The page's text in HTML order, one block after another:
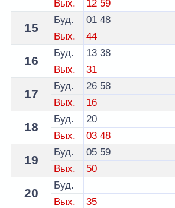
Вых.
12 59
15
Буд. 01 48
Вых.
44
16
Буд. 13 38
Вых.
31
17
Буд. 26 58
Вых.
16
18
Буд.
20
Вых.
03 48
19
Буд. 05 59
Вых.
50
20
Буд.
Вых.
35